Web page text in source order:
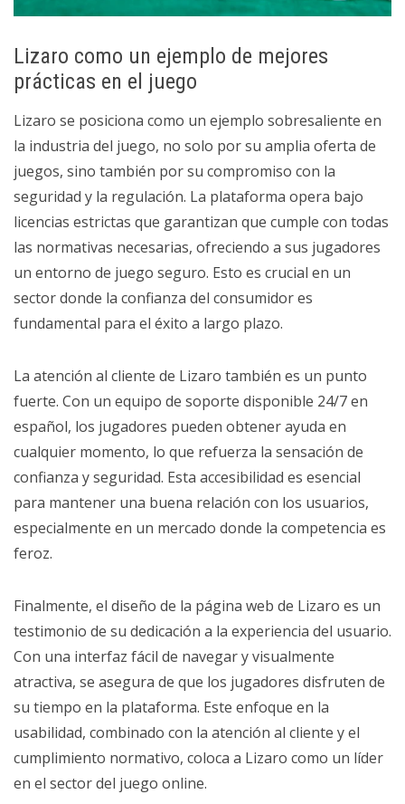
Lizaro como un ejemplo de mejores
prácticas en el juego
Lizaro se posiciona como un ejemplo sobresaliente en
la industria del juego, no solo por su amplia oferta de
juegos, sino también por su compromiso con la
seguridad y la regulación. La plataforma opera bajo
licencias estrictas que garantizan que cumple con todas
las normativas necesarias, ofreciendo a sus jugadores
un entorno de juego seguro. Esto es crucial en un
sector donde la confianza del consumidor es
fundamental para el éxito a largo plazo.
La atención al cliente de Lizaro también es un punto
fuerte. Con un equipo de soporte disponible 24/7 en
español, los jugadores pueden obtener ayuda en
cualquier momento, lo que refuerza la sensación de
confianza y seguridad. Esta accesibilidad es esencial
para mantener una buena relación con los usuarios,
especialmente en un mercado donde la competencia es
feroz.
Finalmente, el diseño de la página web de Lizaro es un
testimonio de su dedicación a la experiencia del usuario.
Con una interfaz fácil de navegar y visualmente
atractiva, se asegura de que los jugadores disfruten de
su tiempo en la plataforma. Este enfoque en la
usabilidad, combinado con la atención al cliente y el
cumplimiento normativo, coloca a Lizaro como un líder
en el sector del juego online.